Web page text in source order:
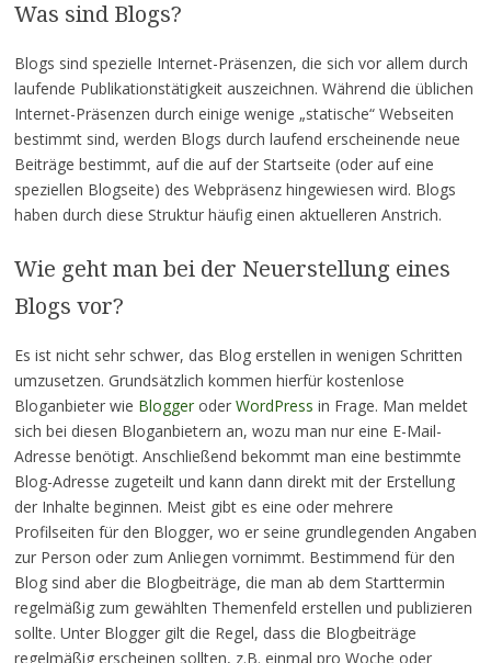
Was sind Blogs?
Blogs sind spezielle Internet-Präsenzen, die sich vor allem durch
laufende Publikationstätigkeit auszeichnen. Während die üblichen
Internet-Präsenzen durch einige wenige „statische“ Webseiten
bestimmt sind, werden Blogs durch laufend erscheinende neue
Beiträge bestimmt, auf die auf der Startseite (oder auf eine
speziellen Blogseite) des Webpräsenz hingewiesen wird. Blogs
haben durch diese Struktur häufig einen aktuelleren Anstrich.
Wie geht man bei der Neuerstellung eines
Blogs vor?
Es ist nicht sehr schwer, das Blog erstellen in wenigen Schritten
umzusetzen. Grundsätzlich kommen hierfür kostenlose
Bloganbieter wie Bloggeroder WordPress in Frage. Man meldet
sich bei diesen Bloganbietern an, wozu man nur eine E-Mail-
Adresse benötigt. Anschließend bekommt man eine bestimmte
Blog-Adresse zugeteilt und kann dann direkt mit der Erstellung
der Inhalte beginnen. Meist gibt es eine oder mehrere
Profilseiten für den Blogger, wo er seine grundlegenden Angaben
zur Person oder zum Anliegen vornimmt. Bestimmend für den
Blog sind aber die Blogbeiträge, die man ab dem Starttermin
regelmäßig zum gewählten Themenfeld erstellen und publizieren
sollte. Unter Blogger gilt die Regel, dass die Blogbeiträge
regelmäßig erscheinen sollten, z.B. einmal pro Woche oder